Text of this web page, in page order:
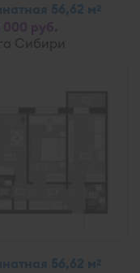
56,62 м2
Сибири
56,62 м2